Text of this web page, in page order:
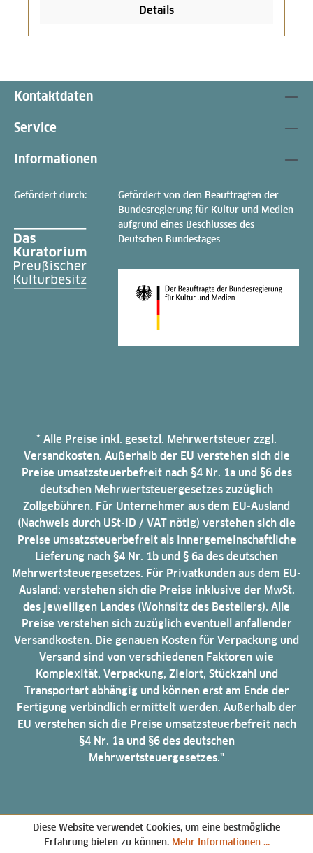
Details
Kontaktdaten
Service
Informationen
Gefördert durch:
Gefördert von dem Beauftragten der
Bundesregierung für Kultur und Medien
aufgrund eines Beschlusses des
Deutschen Bundestages
* Alle Preise inkl. gesetzl. Mehrwertsteuer zzgl.
Versandkosten. Außerhalb der EU verstehen sich die
Preise umsatzsteuerbefreit nach §4 Nr. 1a und §6 des
deutschen Mehrwertsteuergesetzes zuzüglich
Zollgebühren. Für Unternehmer aus dem EU-Ausland
(Nachweis durch USt-ID / VAT nötig) verstehen sich die
Preise umsatzsteuerbefreit als innergemeinschaftliche
Lieferung nach §4 Nr. 1b und § 6a des deutschen
Mehrwertsteuergesetzes. Für Privatkunden aus dem EU-
Ausland: verstehen sich die Preise inklusive der MwSt.
des jeweiligen Landes (Wohnsitz des Bestellers). Alle
Preise verstehen sich zuzüglich eventuell anfallender
Versandkosten. Die genauen Kosten für Verpackung und
Versand sind von verschiedenen Faktoren wie
Komplexität, Verpackung, Zielort, Stückzahl und
Transportart abhängig und können erst am Ende der
Fertigung verbindlich ermittelt werden. Außerhalb der
EU verstehen sich die Preise umsatzsteuerbefreit nach
§4 Nr. 1a und §6 des deutschen
Mehrwertsteuergesetzes."
Diese Website verwendet Cookies, um eine bestmögliche
Erfahrung bieten zu können. Mehr Informationen ...